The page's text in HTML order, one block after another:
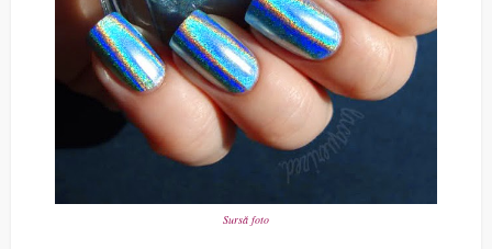
Sursă foto